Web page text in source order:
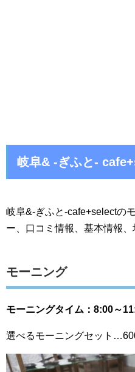
岐阜& -ぎふと-
岐阜&-ぎふと-cafe+selectの
ー、口コミ情報、基本情報、
モーニング
モーニングタイム：8:00～
選べるモーニングセット